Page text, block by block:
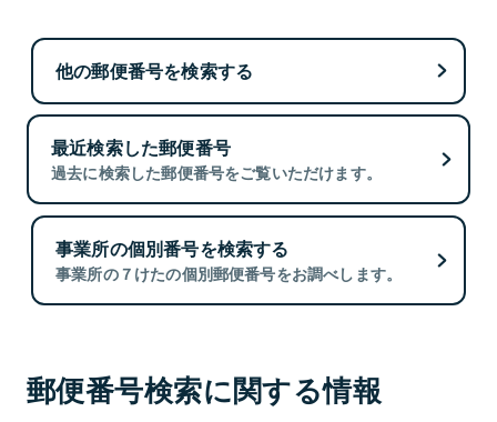
他の郵便番号を検索する
最近検索した郵便番号
過去に検索した郵便番号をご覧いただけます。
事業所の個別番号を検索する
事業所の７けたの個別郵便番号をお調べします。
郵便番号検索に関する情報